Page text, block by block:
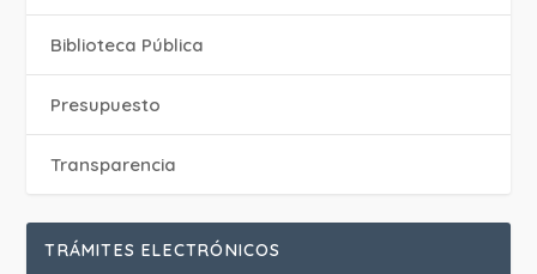
Biblioteca Pública
Presupuesto
Transparencia
TRÁMITES ELECTRÓNICOS